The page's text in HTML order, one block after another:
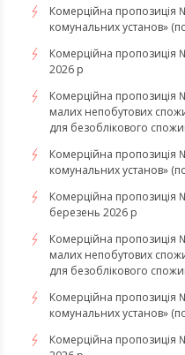
Комерційна
комунальних установ»
Комерційна пропозиція
2026 р
Комерційна пропозиція
малих непобутових
для безоблікового
Комерційна
комунальних установ»
Комерційна пропозиція
березень 2026 р
Комерційна пропозиція
малих непобутових
для безоблікового
Комерційна
комунальних установ»
Комерційна пропозиція